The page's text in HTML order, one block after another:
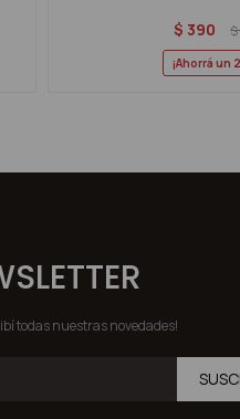
$ 390 $
todas nuestras novedades!